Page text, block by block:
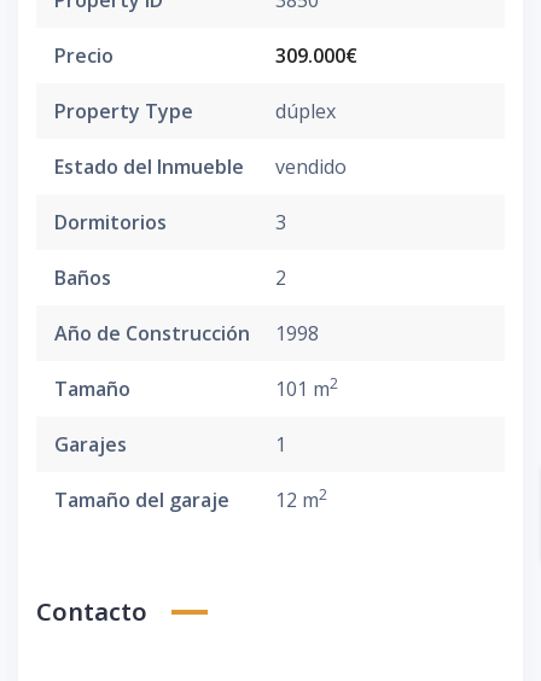
Precio 309.000€
Property Type dúplex
Estado del Inmueble vendido
Dormitorios 3
Baños 2
Año de Construcción 1998
Tamaño 101 m2
Garajes 1
Tamaño del garaje 12 m2
Contacto